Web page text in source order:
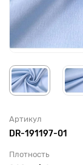
Артикул
DR-191197-01
Плотность